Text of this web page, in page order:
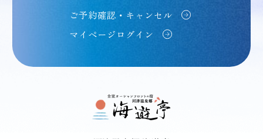
ご予約確認・キャンセル
マイページログイン